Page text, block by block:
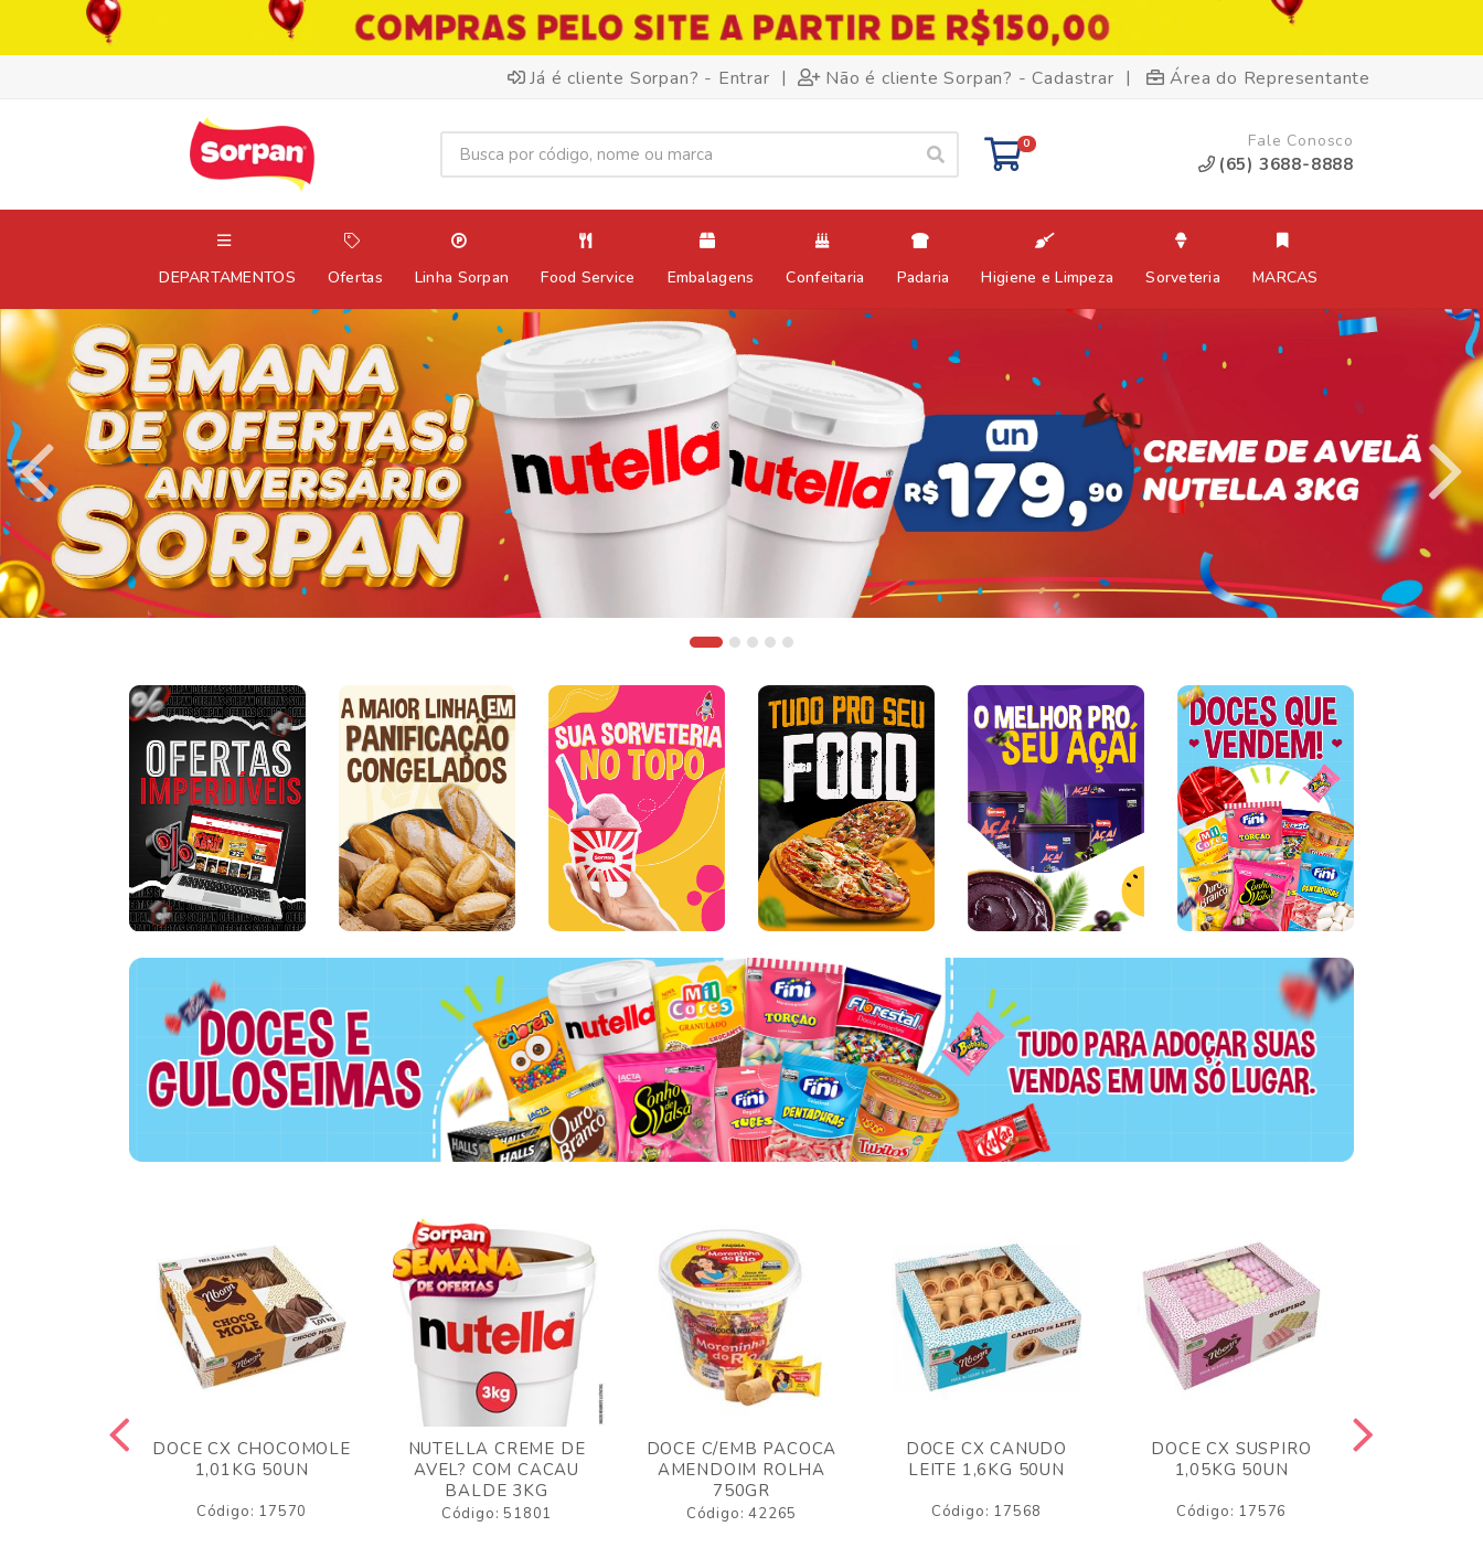
Já é cliente Sorpan? - Entrar | Não é cliente Sorpan? - Cadastrar | Área do Representante
0 Fale Conosco
(65) 3688-8888
DEPARTAMENTOS Ofertas Linha Sorpan Food Service Embalagens Confeitaria Padaria Higiene e Limpeza Sorveteria MARCAS
DOCE CX CHOCOMOLE
1,01KG 50UN
Código: 17570
NUTELLA CREME DE
AVEL? COM CACAU
BALDE 3KG
Código: 51801
DOCE C/EMB PACOCA
AMENDOIM ROLHA
750GR
Código: 42265
DOCE CX CANUDO
LEITE 1,6KG 50UN
Código: 17568
DOCE CX SUSPIRO
1,05KG 50UN
Código: 17576